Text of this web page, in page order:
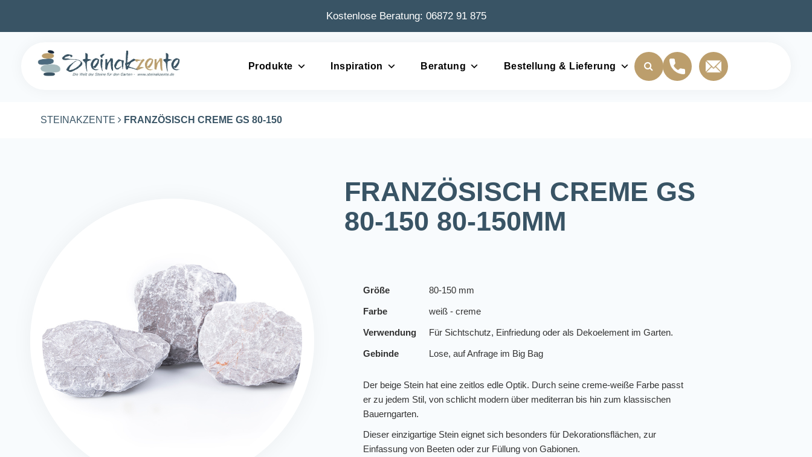
Kostenlose Beratung: 06872 91 875
Produkte Inspiration Beratung Bestellung & Lieferung
STEINAKZENTE FRANZÖSISCH CREME GS 80-150
FRANZÖSISCH CREME GS
80-150 80-150MM
Größe 80-150 mm
Farbe weiß - creme
Verwendung Für Sichtschutz, Einfriedung oder als Dekoelement im Garten.
Gebinde Lose, auf Anfrage im Big Bag
Der beige Stein hat eine zeitlos edle Optik. Durch seine creme-weiße Farbe passt
er zu jedem Stil, von schlicht modern über mediterran bis hin zum klassischen
Bauerngarten.
Dieser einzigartige Stein eignet sich besonders für Dekorationsflächen, zur
Einfassung von Beeten oder zur Füllung von Gabionen.